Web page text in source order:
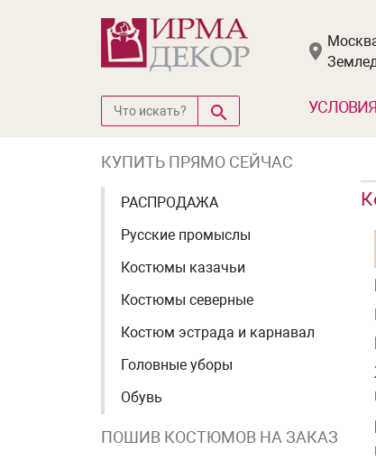
КУПИТЬ ПРЯМО СЕЙЧАС
РАСПРОДАЖА
Русские промыслы
Костюмы казачьи
Костюмы северные
Костюм эстрада и карнавал
Головные уборы
Обувь
ПОШИВ КОСТЮМОВ НА ЗАКАЗ